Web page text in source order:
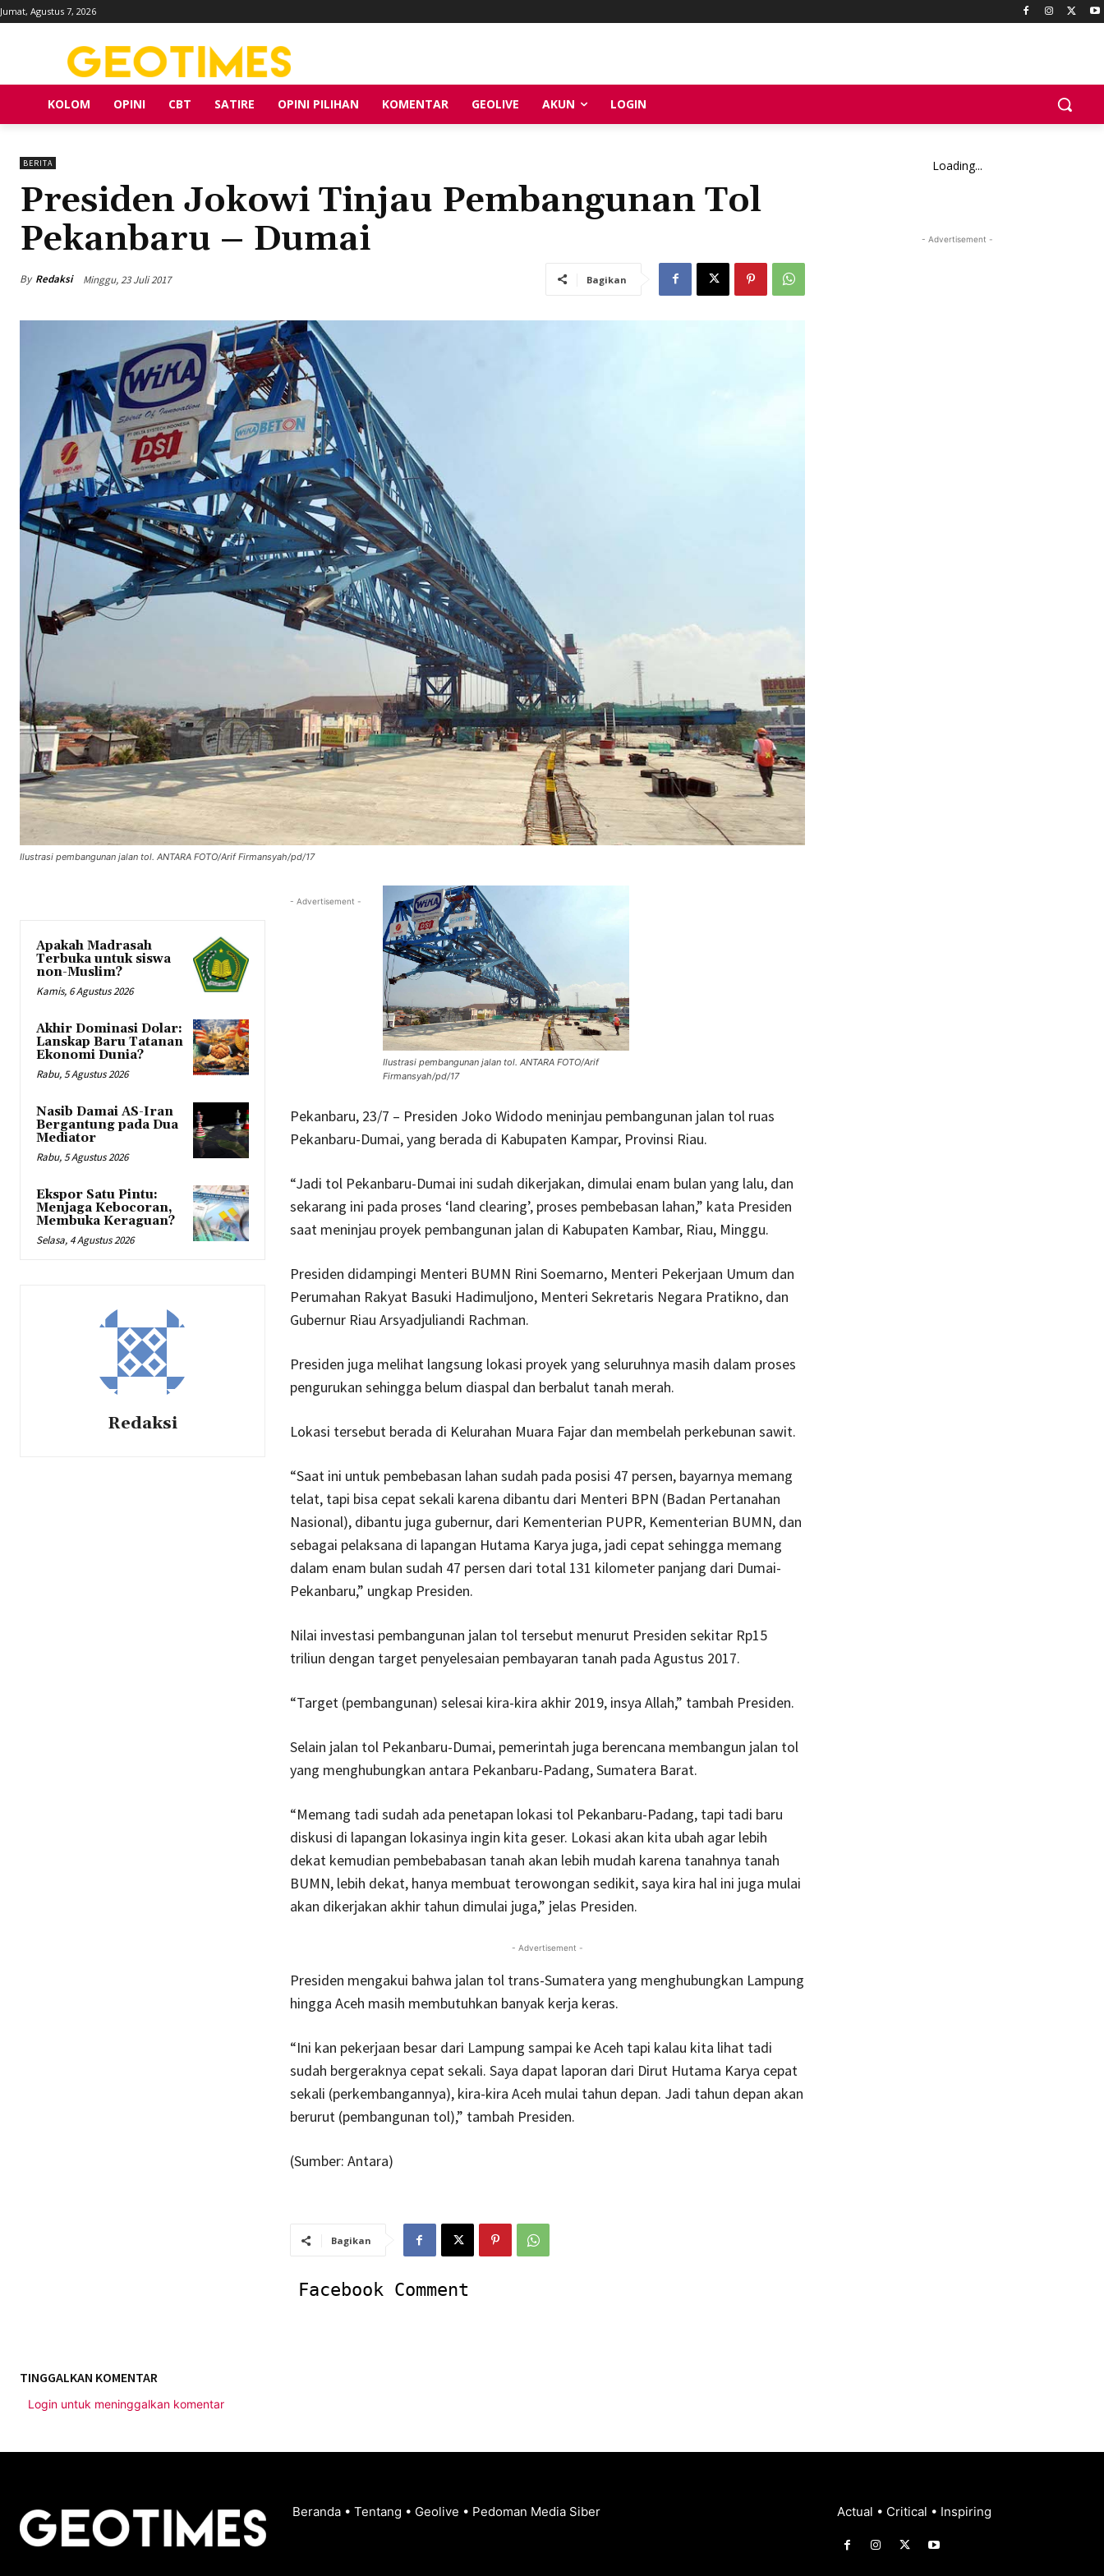
Jumat, Agustus 7, 2026
KOLOM OPINI CBT SATIRE OPINI PILIHAN KOMENTAR GEOLIVE AKUN LOGIN
BERITA
Presiden Jokowi Tinjau Pembangunan Tol
Pekanbaru – Dumai
By Redaksi Minggu, 23 Juli 2017 Bagikan
Ilustrasi pembangunan jalan tol. ANTARA FOTO/Arif Firmansyah/pd/17
Apakah Madrasah
Terbuka untuk siswa
non-Muslim?
Kamis, 6 Agustus 2026
Akhir Dominasi Dolar:
Lanskap Baru Tatanan
Ekonomi Dunia?
Rabu, 5 Agustus 2026
Nasib Damai AS-Iran
Bergantung pada Dua
Mediator
Rabu, 5 Agustus 2026
Ekspor Satu Pintu:
Menjaga Kebocoran,
Membuka Keraguan?
Selasa, 4 Agustus 2026
Redaksi
- Advertisement -
Ilustrasi pembangunan jalan tol. ANTARA FOTO/Arif
Firmansyah/pd/17
Pekanbaru, 23/7 – Presiden Joko Widodo meninjau pembangunan jalan tol ruas
Pekanbaru-Dumai, yang berada di Kabupaten Kampar, Provinsi Riau.
“Jadi tol Pekanbaru-Dumai ini sudah dikerjakan, dimulai enam bulan yang lalu, dan
sekarang ini pada proses ‘land clearing’, proses pembebasan lahan,” kata Presiden
saat meninjau proyek pembangunan jalan di Kabupaten Kambar, Riau, Minggu.
Presiden didampingi Menteri BUMN Rini Soemarno, Menteri Pekerjaan Umum dan
Perumahan Rakyat Basuki Hadimuljono, Menteri Sekretaris Negara Pratikno, dan
Gubernur Riau Arsyadjuliandi Rachman.
Presiden juga melihat langsung lokasi proyek yang seluruhnya masih dalam proses
pengurukan sehingga belum diaspal dan berbalut tanah merah.
Lokasi tersebut berada di Kelurahan Muara Fajar dan membelah perkebunan sawit.
“Saat ini untuk pembebasan lahan sudah pada posisi 47 persen, bayarnya memang
telat, tapi bisa cepat sekali karena dibantu dari Menteri BPN (Badan Pertanahan
Nasional), dibantu juga gubernur, dari Kementerian PUPR, Kementerian BUMN, dan
sebagai pelaksana di lapangan Hutama Karya juga, jadi cepat sehingga memang
dalam enam bulan sudah 47 persen dari total 131 kilometer panjang dari Dumai-
Pekanbaru,” ungkap Presiden.
Nilai investasi pembangunan jalan tol tersebut menurut Presiden sekitar Rp15
triliun dengan target penyelesaian pembayaran tanah pada Agustus 2017.
“Target (pembangunan) selesai kira-kira akhir 2019, insya Allah,” tambah Presiden.
Selain jalan tol Pekanbaru-Dumai, pemerintah juga berencana membangun jalan tol
yang menghubungkan antara Pekanbaru-Padang, Sumatera Barat.
“Memang tadi sudah ada penetapan lokasi tol Pekanbaru-Padang, tapi tadi baru
diskusi di lapangan lokasinya ingin kita geser. Lokasi akan kita ubah agar lebih
dekat kemudian pembebabasan tanah akan lebih mudah karena tanahnya tanah
BUMN, lebih dekat, hanya membuat terowongan sedikit, saya kira hal ini juga mulai
akan dikerjakan akhir tahun dimulai juga,” jelas Presiden.
- Advertisement -
Presiden mengakui bahwa jalan tol trans-Sumatera yang menghubungkan Lampung
hingga Aceh masih membutuhkan banyak kerja keras.
“Ini kan pekerjaan besar dari Lampung sampai ke Aceh tapi kalau kita lihat tadi
sudah bergeraknya cepat sekali. Saya dapat laporan dari Dirut Hutama Karya cepat
sekali (perkembangannya), kira-kira Aceh mulai tahun depan. Jadi tahun depan akan
berurut (pembangunan tol),” tambah Presiden.
(Sumber: Antara)
Bagikan
Facebook Comment
TINGGALKAN KOMENTAR
Login untuk meninggalkan komentar
Loading...
- Advertisement -
Beranda • Tentang • Geolive • Pedoman Media Siber Actual • Critical • Inspiring